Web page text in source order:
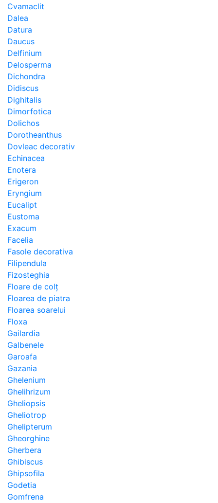
Cvamaclit
Dalea
Datura
Daucus
Delfinium
Delosperma
Dichondra
Didiscus
Dighitalis
Dimorfotica
Dolichos
Dorotheanthus
Dovleac decorativ
Echinacea
Enotera
Erigeron
Eryngium
Eucalipt
Eustoma
Exacum
Facelia
Fasole decorativa
Filipendula
Fizosteghia
Floare de colț
Floarea de piatra
Floarea soarelui
Floxa
Gailardia
Galbenele
Garoafa
Gazania
Ghelenium
Ghelihrizum
Gheliopsis
Gheliotrop
Ghelipterum
Gheorghine
Gherbera
Ghibiscus
Ghipsofila
Godetia
Gomfrena